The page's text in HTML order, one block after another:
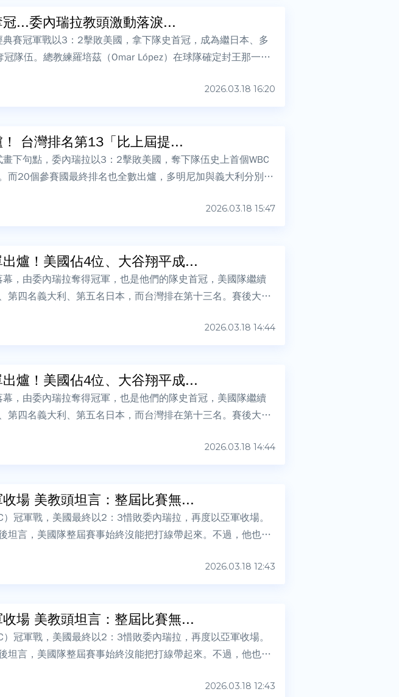
...委內瑞拉教頭激動落淚...
2026.03.18 16:20
賽冠軍戰以3：2擊敗美國，拿下隊史首冠，成為繼日本、多
隊伍。總教練羅培茲（Omar López）在球隊確定封王那一刻
台灣排名第13「比上屆提...
2026.03.18 15:47
下句點，委內瑞拉以3：2擊敗美國，奪下隊伍史上首個WBC
而20個參賽國最終排名也全數出爐，多明尼加與義大利分別是
爐！美國佔4位、大谷翔平成...
2026.03.18 14:44
，由委內瑞拉奪得冠軍，也是他們的隊史首冠，美國隊繼續
第四名義大利、第五名日本，而台灣排在第十三名。賽後大會
爐！美國佔4位、大谷翔平成...
2026.03.18 14:44
，由委內瑞拉奪得冠軍，也是他們的隊史首冠，美國隊繼續
第四名義大利、第五名日本，而台灣排在第十三名。賽後大會
場 美教頭坦言：整屆比賽無...
2026.03.18 12:43
冠軍戰，美國最終以2：3惜敗委內瑞拉，再度以亞軍收場。
坦言，美國隊整屆賽事始終沒能把打線帶起來。不過，他也
場 美教頭坦言：整屆比賽無...
2026.03.18 12:43
冠軍戰，美國最終以2：3惜敗委內瑞拉，再度以亞軍收場。
坦言，美國隊整屆賽事始終沒能把打線帶起來。不過，他也